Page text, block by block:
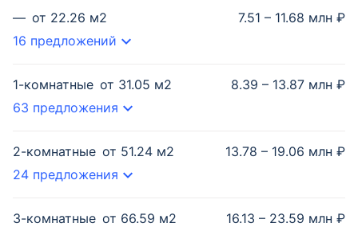
— от 22.26 м2
7.51 – 11.68 млн ₽
16 предложений
1-комнатные от 31.05 м2
8.39 – 13.87 млн ₽
63 предложения
2-комнатные от 51.24 м2
13.78 – 19.06 млн ₽
24 предложения
3-комнатные от 66.59 м2
16.13 – 23.59 млн ₽